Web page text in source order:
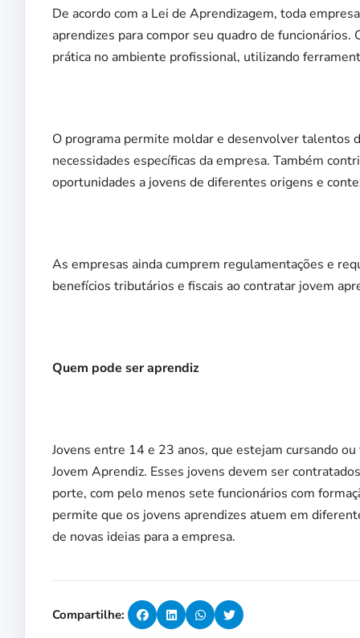
De acordo com a Lei de Aprendizagem, toda
aprendizes para compor seu quadro de
prática no ambiente profissional, utilizando
O programa permite moldar e desenvolver talentos
necessidades específicas da empresa. Também
oportunidades a jovens de diferentes origens e
As empresas ainda cumprem regulamentações e
benefícios tributários e fiscais ao contratar jovem
Quem pode ser aprendiz
Jovens entre 14 e 23 anos, que estejam cursando
Jovem Aprendiz. Esses jovens devem ser
porte, com pelo menos sete funcionários com
permite que os jovens aprendizes atuem em
de novas ideias para a empresa.
Compartilhe: